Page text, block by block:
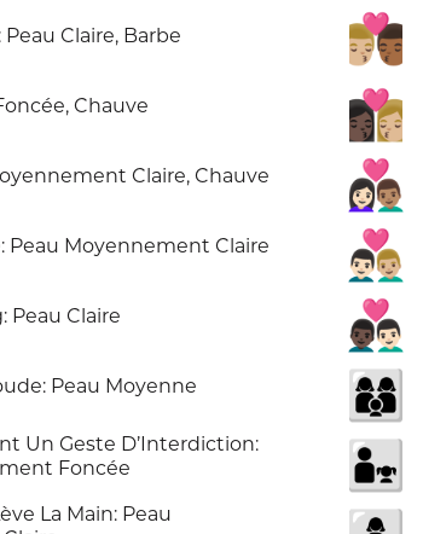
Claire, Barbe
Chauve
Claire, Chauve
Peau Moyennement Claire
Peau Claire
Peau Moyenne
Un Geste D’Interdiction:
Foncée
La Main: Peau
👨🏼‍❤️‍💋‍👨🏾
👩🏿‍❤️‍💋‍👩🏼
👩🏻‍❤️‍👨🏽
👨🏻‍❤️‍👨🏼
👨🏿‍❤️‍👨🏻
👩‍👩‍👦
👨‍👧